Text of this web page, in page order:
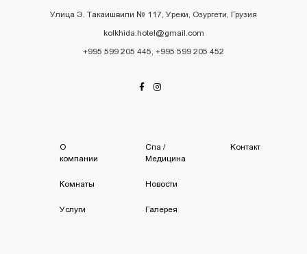
Улица Э. Такаишвили № 117, Уреки, Озургети, Грузия
kolkhida.hotel@gmail.com
+995 599 205 445, +995 599 205 452
О
компании
Комнаты
Услуги
Спа /
Mедицина
Новости
Галерея
Kонтакт